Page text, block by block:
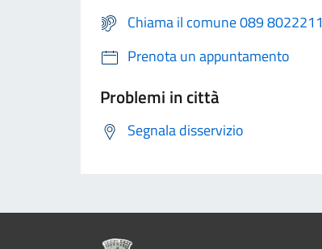
Chiama il comune 089 8022211
Prenota un appuntamento
Problemi in città
Segnala disservizio